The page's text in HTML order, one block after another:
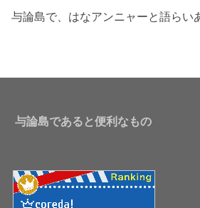
与論島で、はなアンニャーと語らい
与論島であると便利なもの